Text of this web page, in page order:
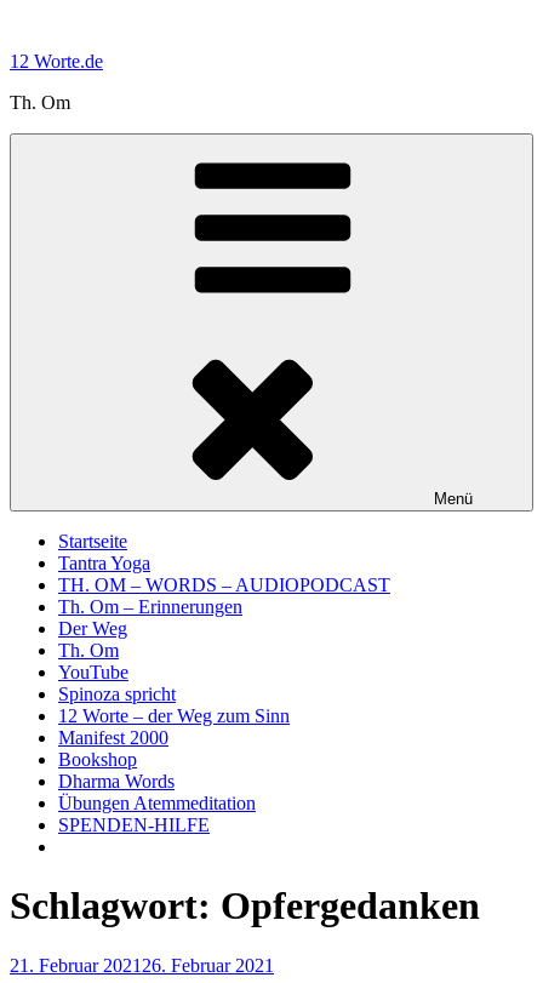
springen
12 Worte.de
Th. Om
Menü
Startseite
Tantra Yoga
TH. OM – WORDS – AUDIOPODCAST
Th. Om – Erinnerungen
Der Weg
Th. Om
YouTube
Spinoza spricht
12 Worte – der Weg zum Sinn
Manifest 2000
Bookshop
Dharma Words
Übungen Atemmeditation
SPENDEN-HILFE
Schlagwort: Opfergedanken
Veröffentlicht
21. Februar 2021 26. Februar 2021